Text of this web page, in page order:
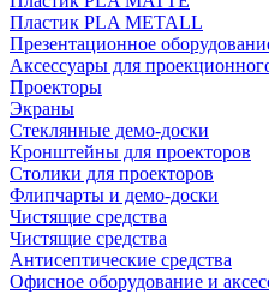
Пластик PLA METALL
Презентационное
Аксессуары для
Проекторы
Экраны
Стеклянные демо-доски
Кронштейны для проекторов
Столики для проекторов
Флипчарты и демо-доски
Чистящие средства
Чистящие средства
Антисептические средства
Офисное оборудование и